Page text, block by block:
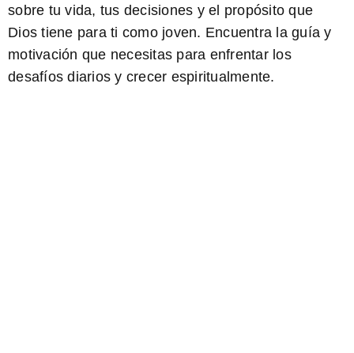
sobre tu vida, tus decisiones y el propósito que
Dios tiene para ti como joven. Encuentra la guía y
motivación que necesitas para enfrentar los
desafíos diarios y crecer espiritualmente.